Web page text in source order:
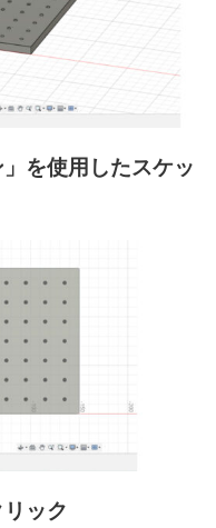
を使用したスケッ
ック